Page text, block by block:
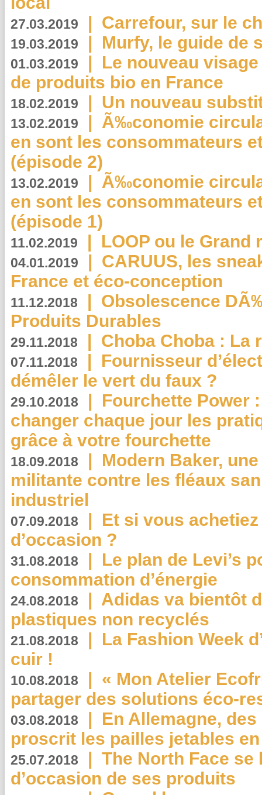
27.03.2019 | Carrefour, sur le
19.03.2019 | Murfy, le guide de
01.03.2019 | Le nouveau
de produits bio en France
18.02.2019 | Un nouveau
13.02.2019 | Ã‰conomie
en sont les consommateurs
(épisode 2)
13.02.2019 | Ã‰conomie
en sont les consommateurs
(épisode 1)
11.02.2019 | LOOP ou le Grand
04.01.2019 | CARUUS, les
France et éco-conception
11.12.2018 | Obsolescence
Produits Durables
29.11.2018 | Choba Choba : La
07.11.2018 | Fournisseur
démêler le vert du faux ?
29.10.2018 | Fourchette Power
changer chaque jour les
grâce à votre fourchette
18.09.2018 | Modern Baker,
militante contre les fléaux
industriel
07.09.2018 | Et si vous
d’occasion ?
31.08.2018 | Le plan de Levi’s
consommation d’énergie
24.08.2018 | Adidas va bientôt
plastiques non recyclés
21.08.2018 | La Fashion Week
cuir !
10.08.2018 | « Mon Atelier
partager des solutions éco-
03.08.2018 | En Allemagne,
proscrit les pailles jetables
25.07.2018 | The North Face se
d’occasion de ses produits